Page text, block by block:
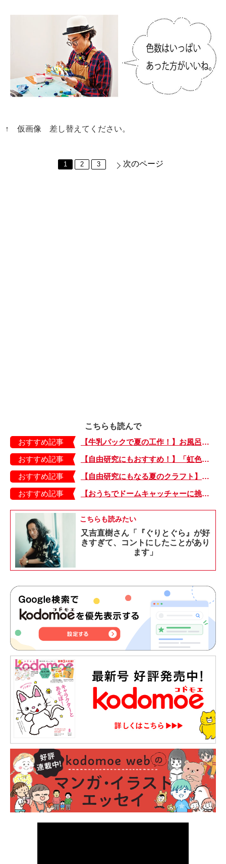
↑ 仮画像 差し替えてください。
1 2 3 次のページ
こちらも読んで
おすすめ記事
【牛乳パックで夏の工作！】お風呂やおうちプールで水に浮かべてあそぼ！「牛乳パックのぷかぷかボート」
おすすめ記事
【自由研究にもおすすめ！】「虹色うちわ」作ってみました！ 夏休みの工作に最＆高♪・編集部スタッフイチオシ！
おすすめ記事
【自由研究にもなる夏のクラフト】どんな模様が出るかな？ 開くまでのお楽しみ♪「虹色うちわ」の作り方
おすすめ記事
【おうちでドームキャッチャーに挑戦だ】アンパンマン わくわくドームキャッチャー
こちらも読みたい
又吉直樹さん「『ぐりとぐら』が好
きすぎて、コントにしたことがあり
ます」